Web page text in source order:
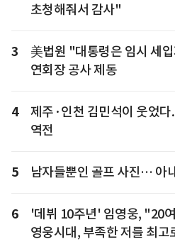
초청해줘서 감사"
3
美법원 "대통령은 임시 세
연회장 공사 제동
4
제주·인천 김민석이 웃었다
역전
5 남자들뿐인 골프 사진… 아
6
'데뷔 10주년' 임영웅, "20
영웅시대, 부족한 저를 최고